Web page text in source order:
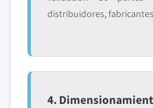
distribuidores,
4.